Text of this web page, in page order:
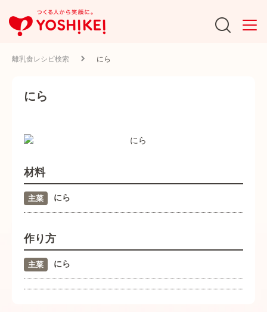
離乳食レシピ検索 にら
にら
材料
主菜 にら
作り方
主菜 にら